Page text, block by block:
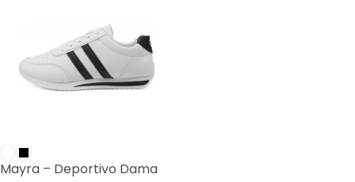
Mayra – Deportivo Dama